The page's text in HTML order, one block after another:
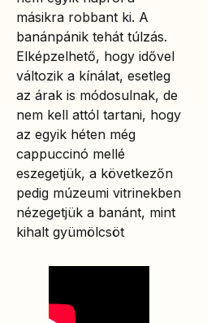
másikra robbant ki. A
banánpánik tehát túlzás.
Elképzelhető, hogy idővel
változik a kínálat, esetleg
az árak is módosulnak, de
nem kell attól tartani, hogy
az egyik héten még
cappuccinó mellé
eszegetjük, a következőn
pedig múzeumi vitrinekben
nézegetjük a banánt, mint
kihalt gyümölcsöt